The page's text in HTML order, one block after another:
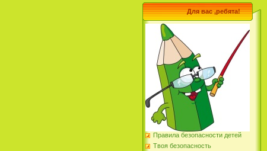
Для вас ,ребята!
Правила безопасности детей
Твоя безопасность